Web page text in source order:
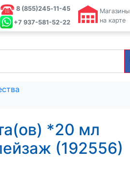
8 (855)245‑11-45
+7 937-581-52-22
Магазины
на карте
*20 мл
(192556)